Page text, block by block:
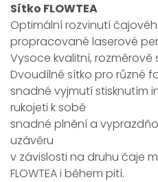
Sítko FLOWTEA
Optimální rozvinutí
propracované laserové
Vysoce kvalitní,
Dvoudílné sítko pro různé
snadné vyjmutí stisknutím
rukojeti k sobě
snadné plnění a
uzávěru
v závislosti na druhu čaje
FLOWTEA i během pití.